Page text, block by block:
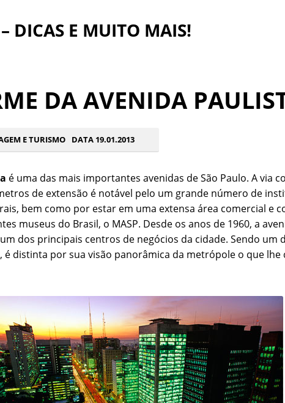
DICAS E MUITO MAIS!
DA AVENIDA
E TURISMO DATA 19.01.2013
é uma das mais importantes avenidas de São Paulo. A via
de extensão é notável pelo um grande número de
bem como por estar em uma extensa área comercial e
museus do Brasil, o MASP. Desde os anos de 1960, a
dos principais centros de negócios da cidade. Sendo um
é distinta por sua visão panorâmica da metrópole o que lhe